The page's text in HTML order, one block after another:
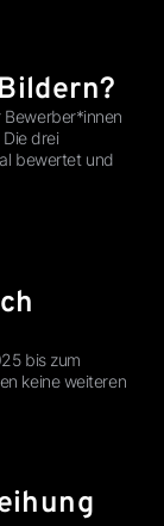
drei
bewertet und
bis zum
keine weiteren